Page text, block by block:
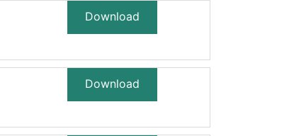
Download
Download